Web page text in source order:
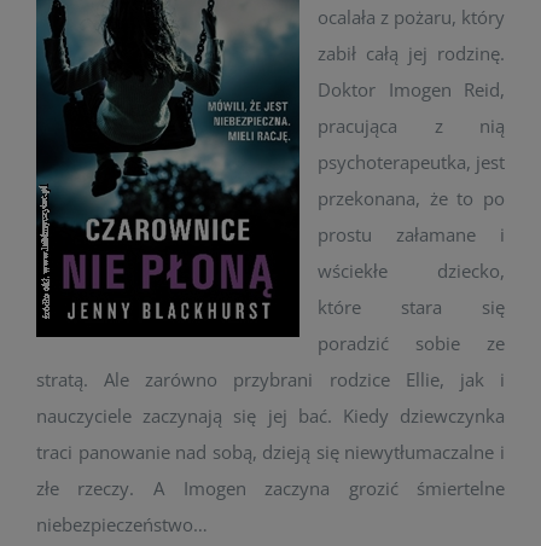
ocalała z pożaru, który
zabił całą jej rodzinę.
Doktor Imogen Reid,
pracująca z nią
psychoterapeutka, jest
przekonana, że to po
prostu załamane i
wściekłe dziecko,
które stara się
poradzić sobie ze
stratą. Ale zarówno przybrani rodzice Ellie, jak i
nauczyciele zaczynają się jej bać. Kiedy dziewczynka
traci panowanie nad sobą, dzieją się niewytłumaczalne i
złe rzeczy. A Imogen zaczyna grozić śmiertelne
niebezpieczeństwo…